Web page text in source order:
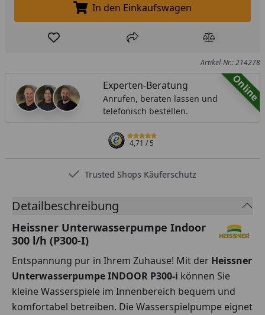
In den Einkaufswagen legen
In den Einkaufswagen
Produkt zur Wunschliste hinzufügen
Teilen Produkt
Artikel-Nr.: 214278
Online
Experten-Beratung
Anrufen, beraten lassen und
telefonisch bestellen.
4,71/ 5
Trusted Shops Käuferschutz
Detailbeschreibung
Heissner Unterwasserpumpe Indoor
300 l/h (P300-I)
Entspannung pur in Ihrem Zuhause! Mit der Heissner
Unterwasserpumpe INDOOR P300-i können Sie
kleine Wasserspiele im Innenbereich bequem und
komfortabel betreiben. Die Wasserspielpumpe eignet